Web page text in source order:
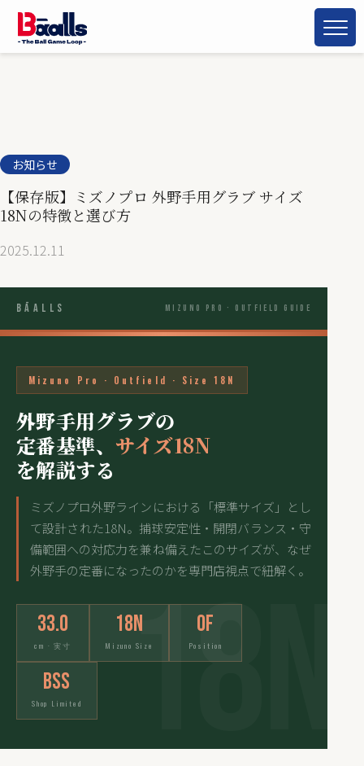
お知らせ
【保存版】ミズノプロ 外野手用グラブ サイズ
18Nの特徴と選び方
2025.12.11
Bāalls Mizuno Pro · Outfield Guide
Mizuno Pro · Outfield · Size 18N
外野手用グラブの
定番基準、 サイズ18N
を解説する
ミズノプロ外野ラインにおける「標準サイズ」とし
て設計された18N。捕球安定性・開閉バランス・守
備範囲への対応力を兼ね備えたこのサイズが、なぜ
外野手の定番になったのかを専門店視点で紐解く。
33.0
cm · 実寸
18N
Mizuno Size
OF
Position
BSS
Shop Limited